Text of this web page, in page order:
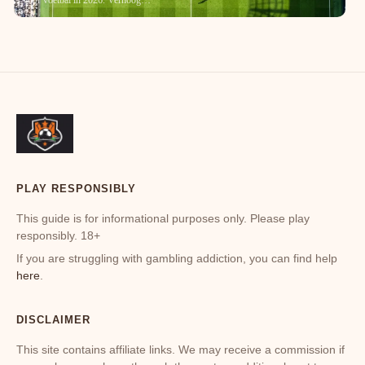
PLAY RESPONSIBLY
This guide is for informational purposes only. Please play
responsibly. 18+
If you are struggling with gambling addiction, you can find help
here.
DISCLAIMER
This site contains affiliate links. We may receive a commission if